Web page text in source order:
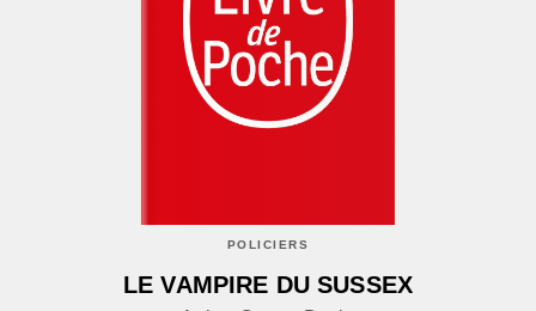
POLICIERS
LE VAMPIRE DU SUSSEX